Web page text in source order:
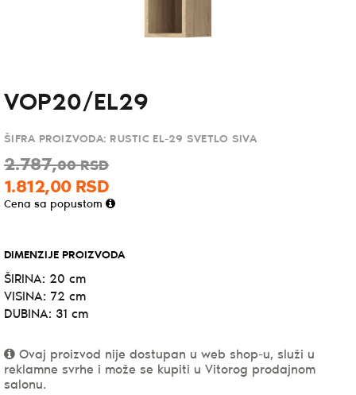
VOP20/EL29
ŠIFRA PROIZVODA: RUSTIC EL-29 SVETLO SIVA
2.787,00 RSD
1.812,00 RSD
Cena sa popustom
DIMENZIJE PROIZVODA
ŠIRINA: 20 cm
VISINA: 72 cm
DUBINA: 31 cm
Ovaj proizvod nije dostupan u web shop-u, služi u
reklamne svrhe i može se kupiti u Vitorog prodajnom
salonu.